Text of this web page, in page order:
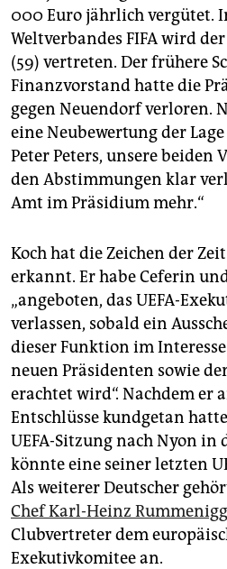
000 Euro jährlich vergütet.
Weltverbandes FIFA wird der
(59) vertreten. Der frühere
Finanzvorstand hatte die
gegen Neuendorf verloren.
eine Neubewertung der
Peter Peters, unsere beiden
den Abstimmungen klar
Amt im Präsidium mehr.“
Koch hat die Zeichen der
erkannt. Er habe Ceferin
„angeboten, das UEFA-
verlassen, sobald ein
dieser Funktion im Interesse
neuen Präsidenten sowie
erachtet wird“. Nachdem er
Entschlüsse kundgetan
UEFA-Sitzung nach Nyon in
könnte eine seiner letzten
Als weiterer Deutscher
Chef Karl-Heinz
Clubvertreter dem
Exekutivkomitee an.